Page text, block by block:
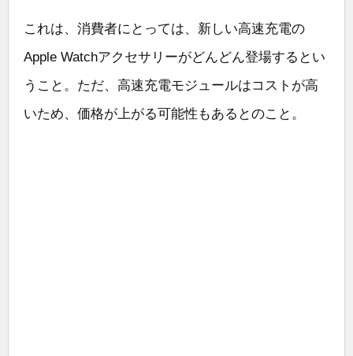
これは、消費者にとっては、新しい高速充電の
Apple Watchアクセサリーがどんどん登場するとい
うこと。ただ、高速充電モジュールはコストが高
いため、価格が上がる可能性もあるとのこと。